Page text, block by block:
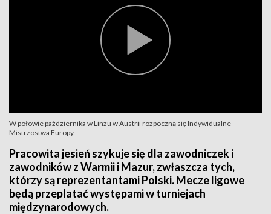
W połowie października w Linzu w Austrii rozpoczną się Indywidualne
Mistrzostwa Europy.
Pracowita jesień szykuje się dla zawodniczek i
zawodników z Warmii i Mazur, zwłaszcza tych,
którzy są reprezentantami Polski. Mecze ligowe
będą przeplatać występami w turniejach
międzynarodowych.